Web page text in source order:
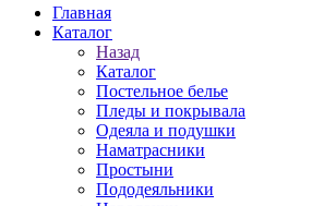
Главная
Каталог
Назад
Каталог
Постельное белье
Пледы и покрывала
Одеяла и подушки
Наматрасники
Простыни
Пододеяльники